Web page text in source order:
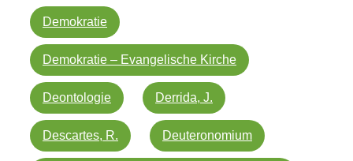
Demokratie
Demokratie – Evangelische Kirche
Deontologie Derrida, J.
Descartes, R. Deuteronomium